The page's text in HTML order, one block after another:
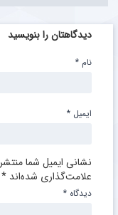
دیدگاهتان را بنویسید
نشانی ایمیل شما
علامت‌گذاری شده‌اند *
دیدگاه *
نام *
ایمیل *